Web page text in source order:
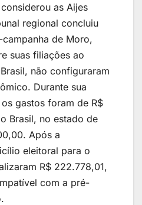
as Aijes
regional concluiu
de Moro,
suas filiações ao
não configuraram
Durante sua
gastos foram de R$
Brasil, no estado de
Após a
eleitoral para o
R$ 222.778,01,
com a pré-